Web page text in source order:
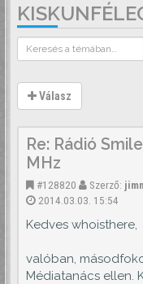
Válasz
Re: Rádió
MHz
#128820 Szerző:
2014.03.03. 15:54
Kedves whoisthere,
valóban,
Médiatanács ellen.